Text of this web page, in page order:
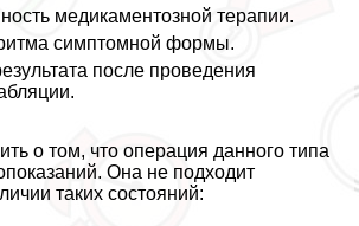
медикаментозной терапии.
симптомной формы.
после проведения
о том, что операция данного типа
Она не подходит
таких состояний: